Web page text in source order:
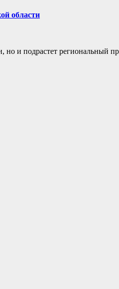
области
но и подрастет региональный